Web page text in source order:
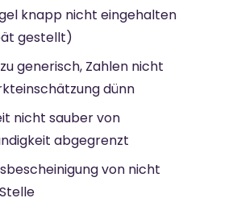
knapp nicht eingehalten
gestellt)
generisch, Zahlen nicht
dünn
nicht sauber von
abgegrenzt
von nicht